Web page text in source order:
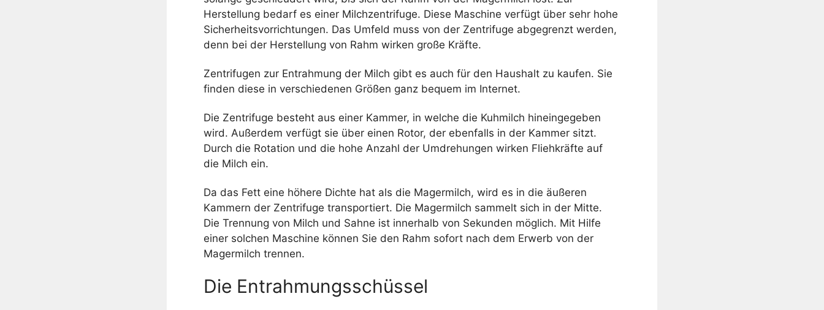
Herstellung bedarf es einer Milchzentrifuge. Diese Maschine verfügt über sehr hohe
Sicherheitsvorrichtungen. Das Umfeld muss von der Zentrifuge abgegrenzt werden,
denn bei der Herstellung von Rahm wirken große Kräfte.
Zentrifugen zur Entrahmung der Milch gibt es auch für den Haushalt zu kaufen. Sie
finden diese in verschiedenen Größen ganz bequem im Internet.
Die Zentrifuge besteht aus einer Kammer, in welche die Kuhmilch hineingegeben
wird. Außerdem verfügt sie über einen Rotor, der ebenfalls in der Kammer sitzt.
Durch die Rotation und die hohe Anzahl der Umdrehungen wirken Fliehkräfte auf
die Milch ein.
Da das Fett eine höhere Dichte hat als die Magermilch, wird es in die äußeren
Kammern der Zentrifuge transportiert. Die Magermilch sammelt sich in der Mitte.
Die Trennung von Milch und Sahne ist innerhalb von Sekunden möglich. Mit Hilfe
einer solchen Maschine können Sie den Rahm sofort nach dem Erwerb von der
Magermilch trennen.
Die Entrahmungsschüssel